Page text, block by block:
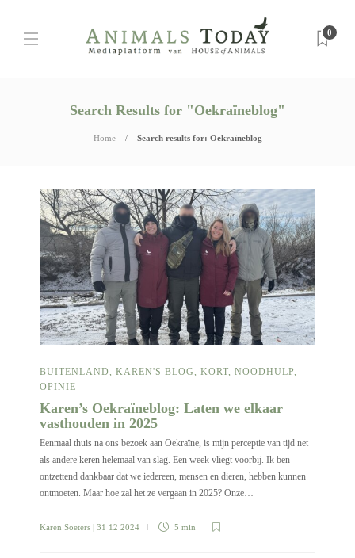
0
Search Results for "Oekraïneblog"
Home Search results for: Oekraïneblog
BUITENLAND KAREN'S BLOG KORT NOODHULP
OPINIE
Karen’s Oekraïneblog: Laten we elkaar
vasthouden in 2025
Eenmaal thuis na ons bezoek aan Oekraïne, is mijn perceptie van tijd net
als andere keren helemaal van slag. Een week vliegt voorbij. Ik ben
ontzettend dankbaar dat we iedereen, mensen en dieren, hebben kunnen
ontmoeten. Maar hoe zal het ze vergaan in 2025? Onze…
Karen Soeters | 31 12 2024 5 min